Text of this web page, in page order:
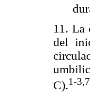
11. La
del
C).1-